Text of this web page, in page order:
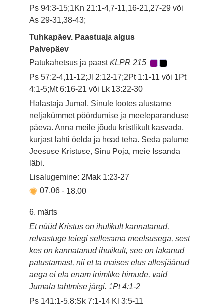
Ps 94:3-15;1Kn 21:1-4,7-11,16-21,27-29 või
As 29-31,38-43;
Tuhkapäev. Paastuaja algus
Palvepäev
Patukahetsus ja paast KLPR 215
Ps 57:2-4,11-12;Jl 2:12-17;2Pt 1:1-11 või 1Pt
4:1-5;Mt 6:16-21 või Lk 13:22-30
Halastaja Jumal, Sinule lootes alustame
neljakümmet pöördumise ja meeleparanduse
päeva. Anna meile jõudu kristlikult kasvada,
kurjast lahti öelda ja head teha. Seda palume
Jeesuse Kristuse, Sinu Poja, meie Issanda
läbi.
Lisalugemine: 2Mak 1:23-27
07.06- 18.00
6. märts
Et nüüd Kristus on ihulikult kannatanud,
relvastuge teiegi sellesama meelsusega, sest
kes on kannatanud ihulikult, see on lakanud
patustamast, nii et ta maises elus allesjäänud
aega ei ela enam inimlike himude, vaid
Jumala tahtmise järgi. 1Pt 4:1-2
Ps 141:1-5,8;Sk 7:1-14;Kl 3:5-11